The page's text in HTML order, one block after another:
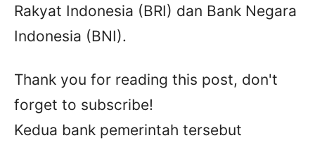
Rakyat Indonesia (BRI) dan Bank Negara
Indonesia (BNI).
Thank you for reading this post, don't
forget to subscribe!
Kedua bank pemerintah tersebut